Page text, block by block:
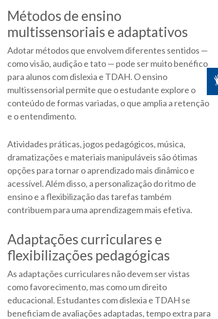
Métodos de ensino
multissensoriais e adaptativos
Adotar métodos que envolvem diferentes sentidos —
como visão, audição e tato — pode ser muito benéfico
para alunos com dislexia e TDAH. O ensino
multissensorial permite que o estudante explore o
conteúdo de formas variadas, o que amplia a retenção
e o entendimento.
Atividades práticas, jogos pedagógicos, música,
dramatizações e materiais manipuláveis são ótimas
opções para tornar o aprendizado mais dinâmico e
acessível. Além disso, a personalização do ritmo de
ensino e a flexibilização das tarefas também
contribuem para uma aprendizagem mais efetiva.
Adaptações curriculares e
flexibilizações pedagógicas
As adaptações curriculares não devem ser vistas
como favorecimento, mas como um direito
educacional. Estudantes com dislexia e TDAH se
beneficiam de avaliações adaptadas, tempo extra para